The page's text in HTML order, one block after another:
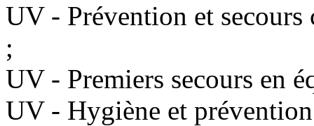
UV - Prévention et
;
UV - Premiers secours en
UV - Hygiène et